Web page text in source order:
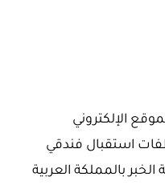
الإلكتروني
استقبال فندقي
بالمملكة العربية